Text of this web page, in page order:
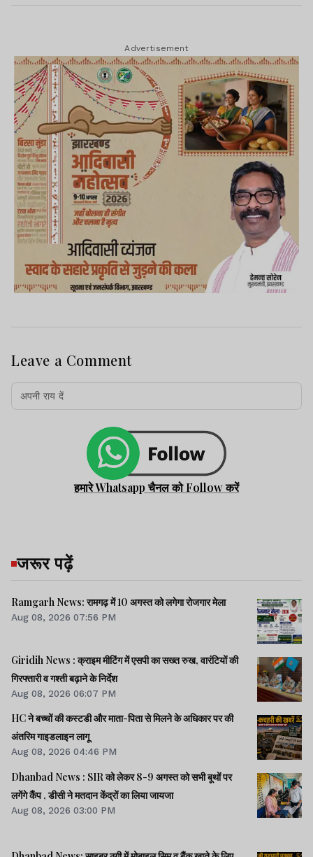
Advertisement
Leave a Comment
हमारे Whatsapp चैनल को Follow करें
जरूर पढ़ें
Ramgarh News: रामगढ़ में 10 अगस्त को लगेगा रोजगार मेला
Aug 08, 2026 07:56 PM
Giridih News : क्राइम मीटिंग में एसपी का सख्त रुख, वारंटियों की
गिरफ्तारी व गश्ती बढ़ाने के निर्देश
Aug 08, 2026 06:07 PM
HC ने बच्चों की कस्टडी और माता-पिता से मिलने के अधिकार पर की
अंतरिम गाइडलाइन लागू
Aug 08, 2026 04:46 PM
Dhanbad News : SIR को लेकर 8-9 अगस्त को सभी बूथों पर
लगेंगे कैंप , डीसी ने मतदान केंद्रों का लिया जायजा
Aug 08, 2026 03:00 PM